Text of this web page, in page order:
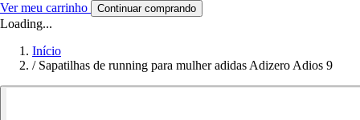
Ver meu carrinho Continuar comprando
Loading...
Início
/ Sapatilhas de running para mulher adidas Adizero Adios 9